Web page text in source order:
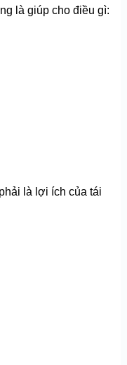
là giúp cho điều gì:
là lợi ích của tái